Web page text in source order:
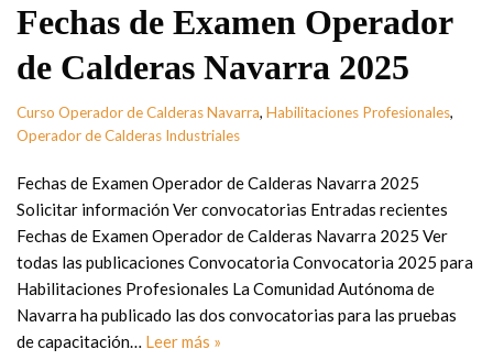
Fechas de Examen Operador
de Calderas Navarra 2025
Curso Operador de Calderas Navarra, Habilitaciones Profesionales,
Operador de Calderas Industriales
Fechas de Examen Operador de Calderas Navarra 2025
Solicitar información Ver convocatorias Entradas recientes
Fechas de Examen Operador de Calderas Navarra 2025 Ver
todas las publicaciones Convocatoria Convocatoria 2025 para
Habilitaciones Profesionales La Comunidad Autónoma de
Navarra ha publicado las dos convocatorias para las pruebas
de capacitación… Leer más »